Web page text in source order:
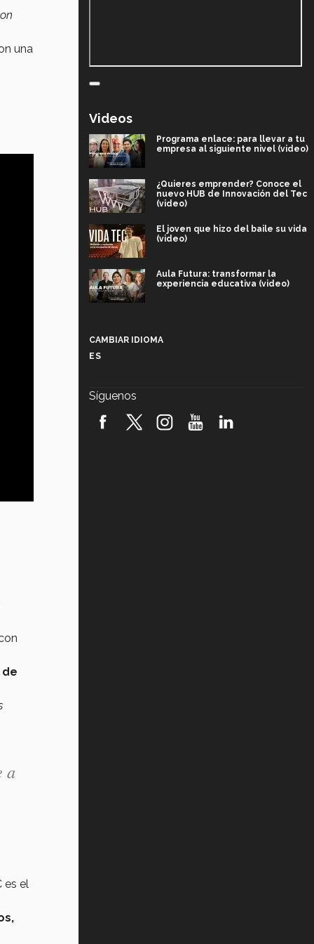
una
a
es el
Videos
Programa enlace: para llevar a tu
empresa al siguiente nivel (video)
¿Quieres emprender? Conoce el
nuevo HUB de Innovación del Tec
(video)
El joven que hizo del baile su vida
(video)
Aula Futura: transformar la
experiencia educativa (video)
robótica FIRST 2026! (video)
CAMBIAR IDIOMA
ES
Síguenos